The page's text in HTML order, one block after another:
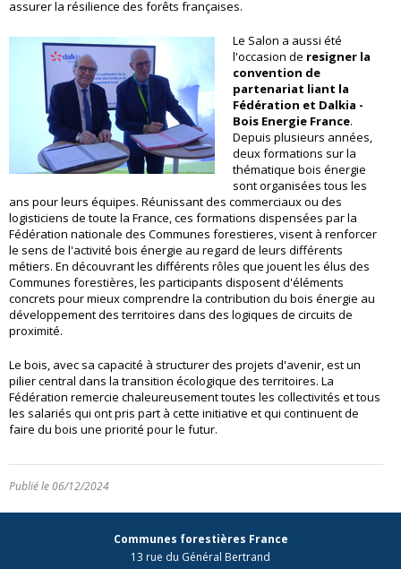
assurer la résilience des forêts françaises.
Le Salon a aussi été
l'occasion de resigner la
convention de
partenariat liant la
Fédération et Dalkia -
Bois Energie France.
Depuis plusieurs années,
deux formations sur la
thématique bois énergie
sont organisées tous les
ans pour leurs équipes. Réunissant des commerciaux ou des
logisticiens de toute la France, ces formations dispensées par la
Fédération nationale des Communes forestieres, visent à renforcer
le sens de l'activité bois énergie au regard de leurs différents
métiers. En découvrant les différents rôles que jouent les élus des
Communes forestières, les participants disposent d'éléments
concrets pour mieux comprendre la contribution du bois énergie au
développement des territoires dans des logiques de circuits de
proximité.
Le bois, avec sa capacité à structurer des projets d'avenir, est un
pilier central dans la transition écologique des territoires. La
Fédération remercie chaleureusement toutes les collectivités et tous
les salariés qui ont pris part à cette initiative et qui continuent de
faire du bois une priorité pour le futur.
Publié le 06/12/2024
Communes forestières France
13 rue du Général Bertrand